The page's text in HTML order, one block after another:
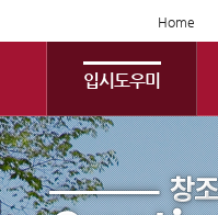
Home
입시도우미